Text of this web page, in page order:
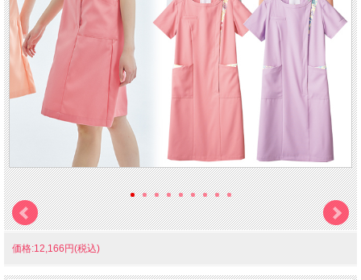
価格:12,166円(税込)